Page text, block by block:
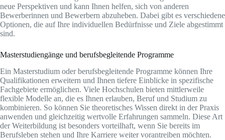
neue Perspektiven und kann Ihnen helfen, sich von anderen
Bewerberinnen und Bewerbern abzuheben. Dabei gibt es verschiedene
Optionen, die auf Ihre individuellen Bedürfnisse und Ziele abgestimmt
sind.
Masterstudiengänge und berufsbegleitende Programme
Ein Masterstudium oder berufsbegleitende Programme können Ihre
Qualifikationen erweitern und Ihnen tiefere Einblicke in spezifische
Fachgebiete ermöglichen. Viele Hochschulen bieten mittlerweile
flexible Modelle an, die es Ihnen erlauben, Beruf und Studium zu
kombinieren. So können Sie theoretisches Wissen direkt in der Praxis
anwenden und gleichzeitig wertvolle Erfahrungen sammeln. Diese Art
der Weiterbildung ist besonders vorteilhaft, wenn Sie bereits im
Berufsleben stehen und Ihre Karriere weiter vorantreiben möchten.